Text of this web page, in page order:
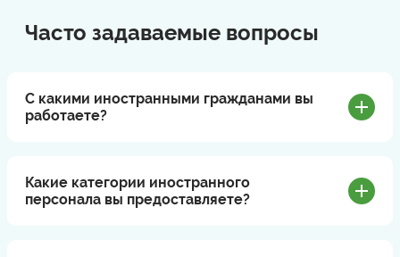
Часто задаваемые вопросы
С какими иностранными гражданами вы
работаете?
Какие категории иностранного
персонала вы предоставляете?